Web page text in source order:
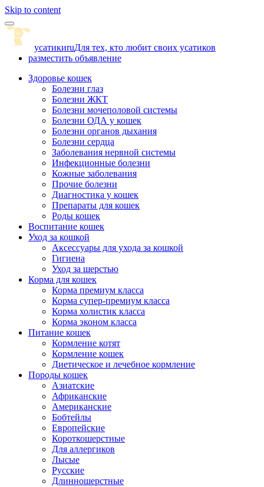
Skip to content
усатикиruДля тех, кто любит своих усатиков
разместить объявление
Здоровье кошек
Болезни глаз
Болезни ЖКТ
Болезни мочеполовой системы
Болезни ОДА у кошек
Болезни органов дыхания
Болезни сердца
Заболевания нервной системы
Инфекционные болезни
Кожные заболевания
Прочие болезни
Диагностика у кошек
Препараты для кошек
Роды кошек
Воспитание кошек
Уход за кошкой
Аксессуары для ухода за кошкой
Гигиена
Уход за шерстью
Корма для кошек
Корма премиум класса
Корма супер-премиум класса
Корма холистик класса
Корма эконом класса
Питание кошек
Кормление котят
Кормление кошек
Диетическое и лечебное кормление
Породы кошек
Азиатские
Африканские
Американские
Бобтейлы
Европейские
Короткошерстные
Для аллергиков
Лысые
Русские
Длинношерстные